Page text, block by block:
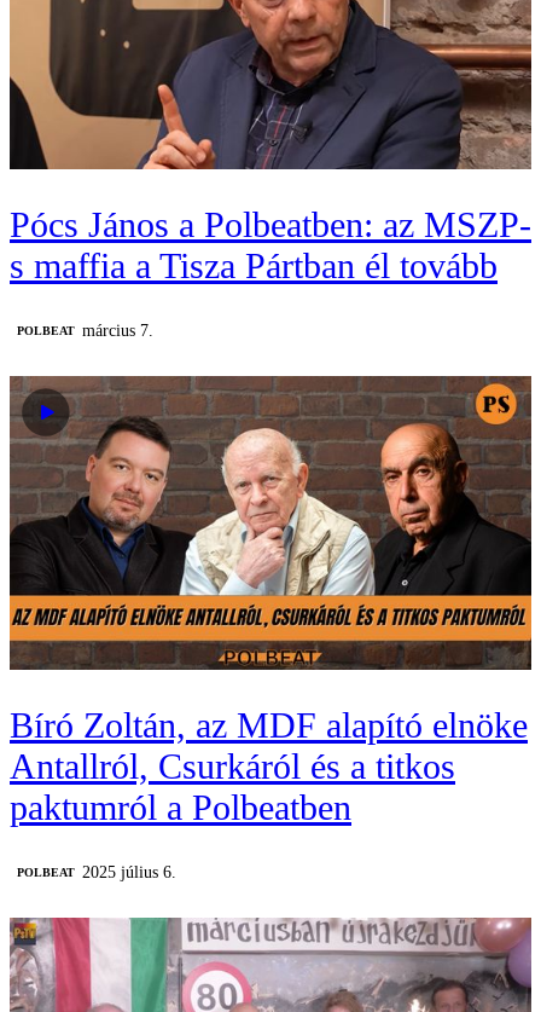
Pócs János a Polbeatben: az MSZP-
s maffia a Tisza Pártban él tovább
‎POLBEAT március 7.
Bíró Zoltán, az MDF alapító elnöke
Antallról, Csurkáról és a titkos
paktumról a Polbeatben
‎POLBEAT 2025 július 6.